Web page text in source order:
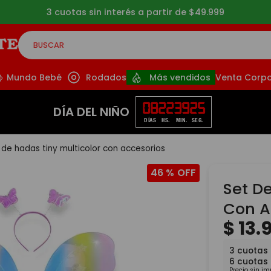
3 cuotas sin interés a partir de $49.999
BUSCAR
Mundo Bebé Rodados Más vendidos Venta
DÍA DEL NIÑO 08
DÍAS
22
HS.
39
MIN.
24
SEG.
hadas tiny multicolor con accesorios
46 %
Set
Con
$13.
3
6